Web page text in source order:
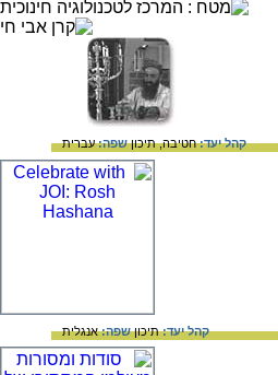
קהל יעד:חטיבה,תיכוןשפה:עברית
קהל יעד:תיכוןשפה:אנגלית